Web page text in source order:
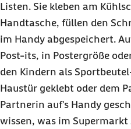
Listen. Sie kleben am
Handtasche, füllen den
im Handy abgespeichert.
Post-its, in Postergröße
den Kindern als
Haustür geklebt oder dem
Partnerin auf's Handy
wissen, was im Supermarkt